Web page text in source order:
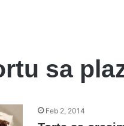
sa
Feb 2, 2014